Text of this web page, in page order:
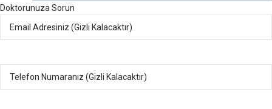
Doktorunuza Sorun